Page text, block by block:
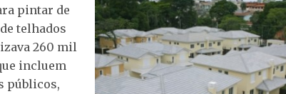
pintar de
telhados
260 mil
incluem
públicos,